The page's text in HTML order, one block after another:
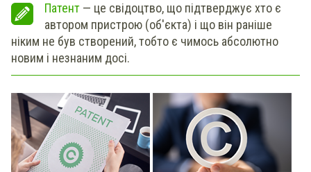
Патент — це свідоцтво, що підтверджує хто є
автором пристрою (об'єкта) і що він раніше
ніким не був створений, тобто є чимось абсолютно
новим і незнаним досі.